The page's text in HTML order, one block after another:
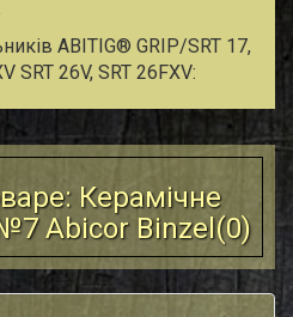
ABITIG® GRIP/SRT 17,
SRT 26V, SRT 26FXV:
Керамічне
Abicor Binzel(0)